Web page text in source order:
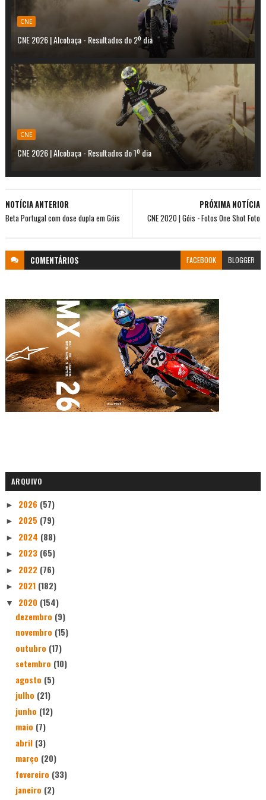
CNE
CNE 2026 | Alcobaça - Resultados do 2º dia
CNE
CNE 2026 | Alcobaça - Resultados do 1º dia
PRÓXIMA NOTÍCIA
CNE 2020 | Góis - Fotos One Shot Foto
NOTÍCIA ANTERIOR
Beta Portugal com dose dupla em Góis
COMENTÁRIOS FACEBOOK BLOGGER
ARQUIVO
► 2026 (57)
► 2025 (79)
► 2024 (88)
► 2023 (65)
► 2022 (76)
► 2021 (182)
▼ 2020 (154)
dezembro (9)
novembro (15)
outubro (17)
setembro (10)
agosto (5)
julho (21)
junho (12)
maio (7)
abril (3)
março (20)
fevereiro (33)
janeiro (2)